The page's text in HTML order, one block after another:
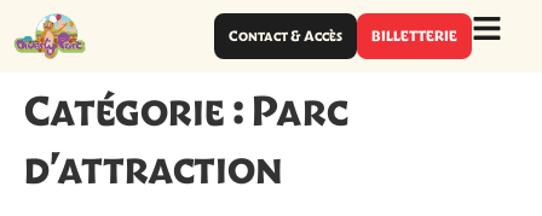
Contact & Accès BILLETTERIE
Catégorie :Parc
d’attraction